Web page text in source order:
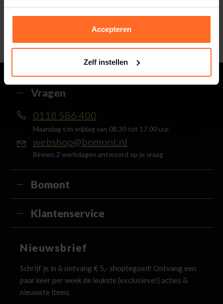
Accepteren
Zelf instellen
op Kiyoh. Bekijk alle reviews of deel jouw eigen
ervaring met ons.
voor slechts € 4,95 of gratis in onze winkels.
Besteed min. € 100,- binnen een half jaar, bestel
met je account en ontvang 5% van het bedrag
Vragen
0118 586 400
Maandag t/m vrijdag van 08.30 tot 17.00 uur.
webshop@bomont.nl
Binnen 2 werkdagen antwoord op je vraag
Bomont
Klantenservice
Nieuwsbrief
Schrijf je in & ontvang € 5,- shoptegoed! Ontvang een
paar keer per week de leukste (exclusieve!) acties &
nieuwste items.